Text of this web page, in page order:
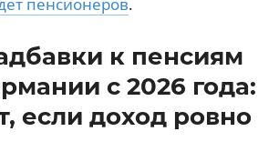
к пенсиям
с 2026 года:
если доход ровно